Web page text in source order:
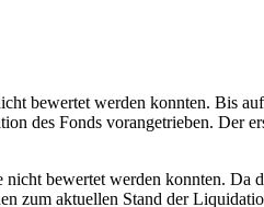
bewertet werden konnten. Bis
des Fonds vorangetrieben. Der
bewertet werden konnten. Da
zum aktuellen Stand der